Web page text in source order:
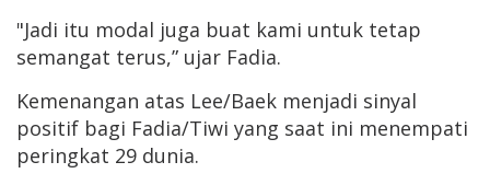
"Jadi itu modal juga buat kami untuk tetap
semangat terus,” ujar Fadia.
Kemenangan atas Lee/Baek menjadi sinyal
positif bagi Fadia/Tiwi yang saat ini menempati
peringkat 29 dunia.